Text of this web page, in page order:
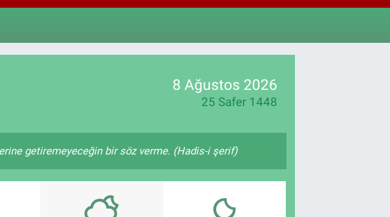
BİST100
8 Ağustos 2026
25 Safer 1448
getiremeyeceğin bir söz verme. (Hadis-i şerif)